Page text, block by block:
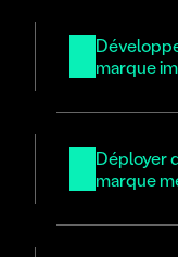
marque
Déployer
marque